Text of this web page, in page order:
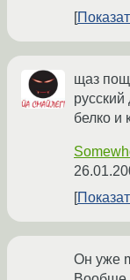
щаз
русский
белко и
Он уже